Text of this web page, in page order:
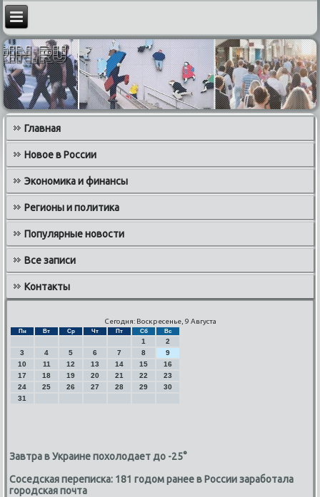
Главная
Новое в России
Экономика и финансы
Регионы и политика
Популярные новости
Все записи
Контакты
Сегодня: Воскресенье, 9 Августа
Пн Вт Ср Чт Пт Сб Вс
1
2
3
4 5 6 7 8
9
10
11 12 13 14 15
16
17
18 19 20 21 22
23
24
25 26 27 28 29
30
31
Завтра в Украине похолодает до -25°
Соседская переписка: 181 годом ранее в России заработала
городская почта